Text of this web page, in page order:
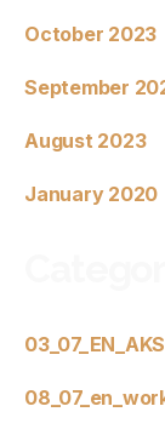
October 2023
September
August 2023
January 2020
03_07_EN_AKS